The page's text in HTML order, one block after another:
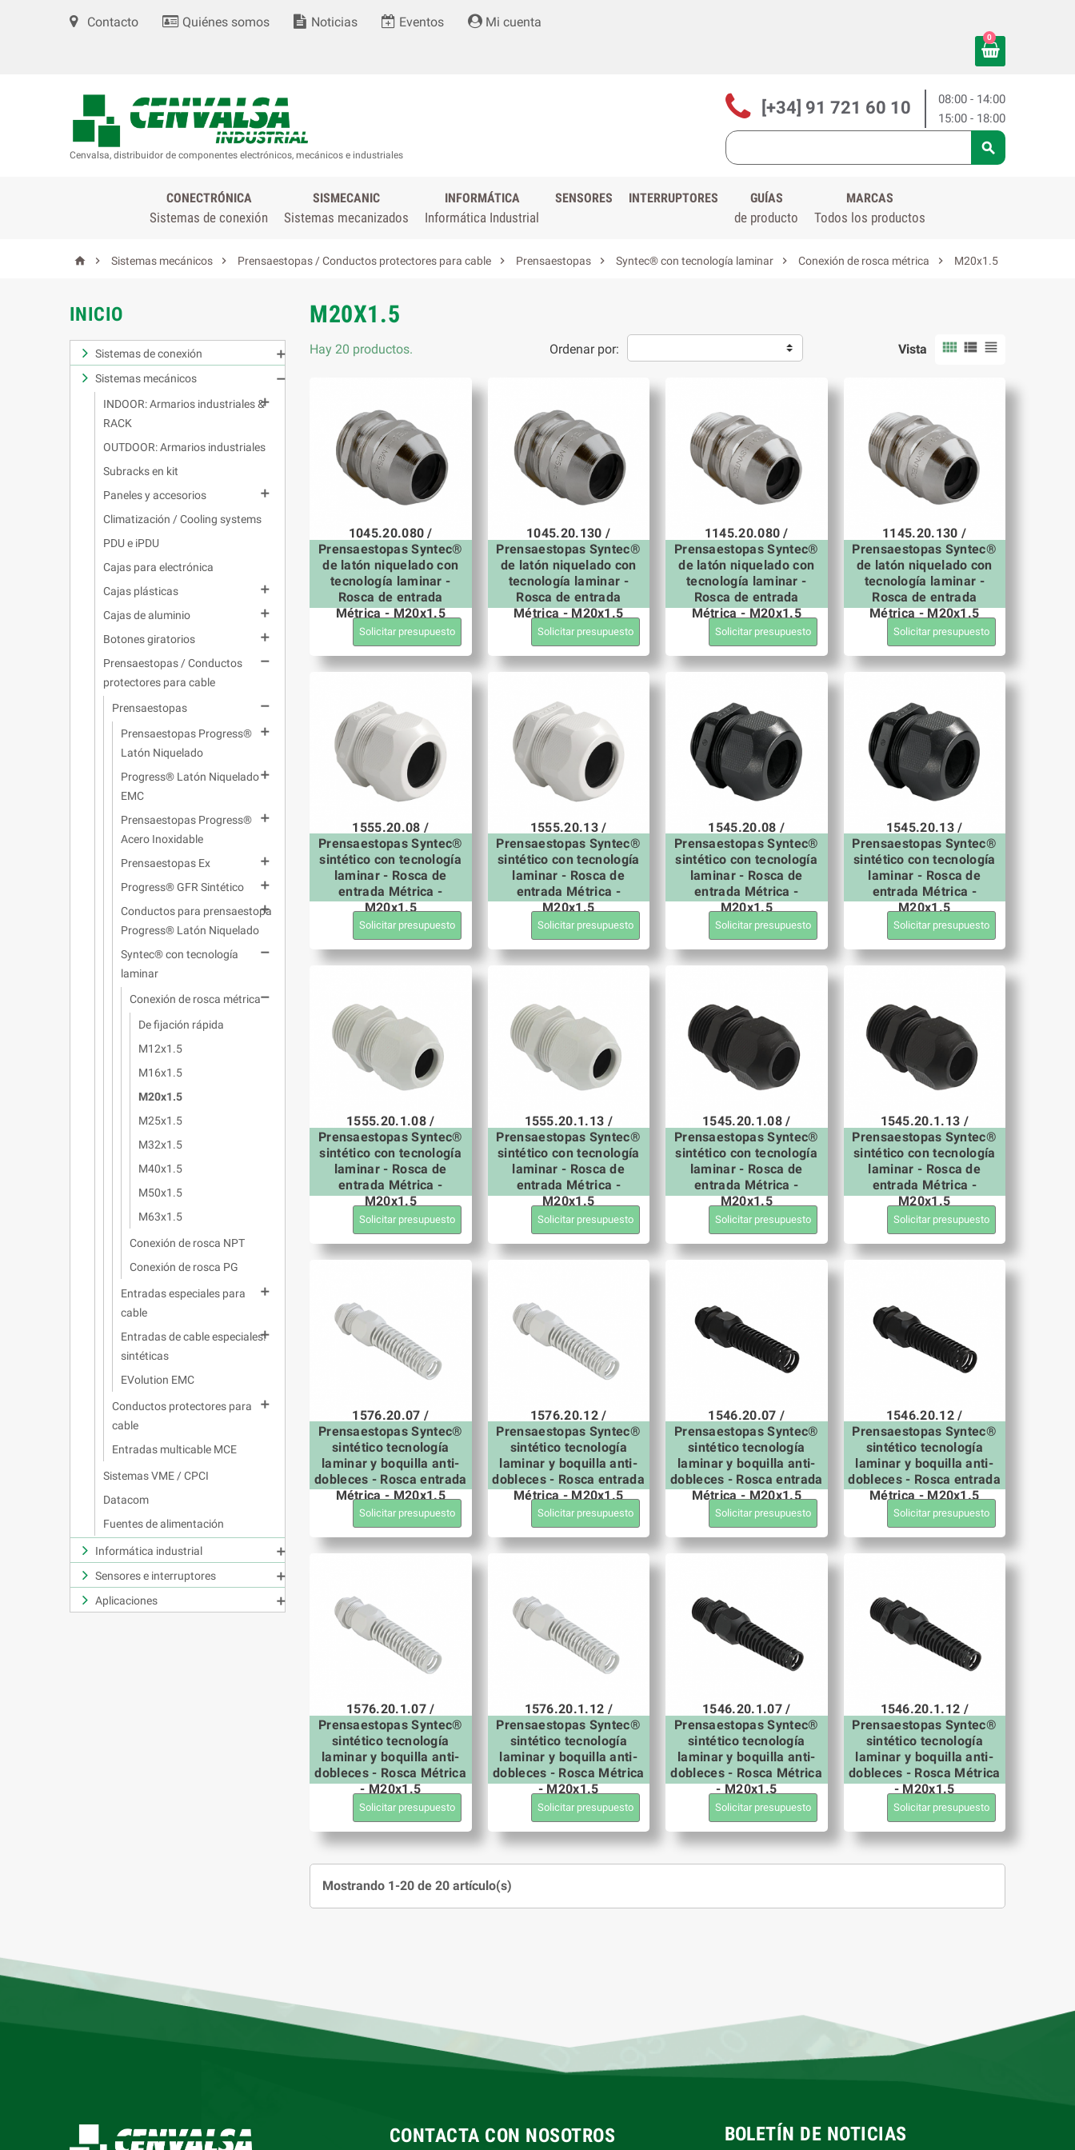
Contacto Quiénes somos Noticias Eventos Mi cuenta
0
Cenvalsa, distribuidor de componentes electrónicos, mecánicos e industriales
08:00 - 14:00
15:00 - 18:00
[+34] 91 721 60 10

CONECTRÓNICA
Sistemas de conexión
SISMECANIC
Sistemas mecanizados
INFORMÁTICA
Informática Industrial
SENSORES INTERRUPTORES GUÍAS
de producto
MARCAS
Todos los productos
  Sistemas mecánicos  Prensaestopas / Conductos protectores para cable  Prensaestopas  Syntec® con tecnología laminar  Conexión de rosca métrica  M20x1.5
INICIO
Sistemas de conexión

Sistemas mecánicos

INDOOR: Armarios industriales &
RACK

OUTDOOR: Armarios industriales
Subracks en kit
Paneles y accesorios

Climatización / Cooling systems
PDU e iPDU
Cajas para electrónica
Cajas plásticas

Cajas de aluminio

Botones giratorios

Prensaestopas / Conductos
protectores para cable

Prensaestopas 
Prensaestopas Progress®
Latón Niquelado

Progress® Latón Niquelado
EMC

Prensaestopas Progress®
Acero Inoxidable

Prensaestopas Ex

Progress® GFR Sintético

Conductos para prensaestopa
Progress® Latón Niquelado

Syntec® con tecnología
laminar

Conexión de rosca métrica
De fijación rápida
M12x1.5
M16x1.5
M20x1.5
M25x1.5
M32x1.5
M40x1.5
M50x1.5
M63x1.5
Conexión de rosca NPT
Conexión de rosca PG
Entradas especiales para
cable

Entradas de cable especiales:
sintéticas

EVolution EMC
Conductos protectores para
cable

Entradas multicable MCE
Sistemas VME / CPCI
Datacom
Fuentes de alimentación
Informática industrial

Sensores e interruptores

Aplicaciones

M20X1.5
Hay 20 productos. Ordenar por: Vista   
1045.20.080 /
Prensaestopas Syntec®
de latón niquelado con
tecnología laminar -
Rosca de entrada
Métrica - M20x1.5
Solicitar presupuesto
1045.20.130 /
Prensaestopas Syntec®
de latón niquelado con
tecnología laminar -
Rosca de entrada
Métrica - M20x1.5
Solicitar presupuesto
1145.20.080 /
Prensaestopas Syntec®
de latón niquelado con
tecnología laminar -
Rosca de entrada
Métrica - M20x1.5
Solicitar presupuesto
1145.20.130 /
Prensaestopas Syntec®
de latón niquelado con
tecnología laminar -
Rosca de entrada
Métrica - M20x1.5
Solicitar presupuesto
1555.20.08 /
Prensaestopas Syntec®
sintético con tecnología
laminar - Rosca de
entrada Métrica -
M20x1.5
Solicitar presupuesto
1555.20.13 /
Prensaestopas Syntec®
sintético con tecnología
laminar - Rosca de
entrada Métrica -
M20x1.5
Solicitar presupuesto
1545.20.08 /
Prensaestopas Syntec®
sintético con tecnología
laminar - Rosca de
entrada Métrica -
M20x1.5
Solicitar presupuesto
1545.20.13 /
Prensaestopas Syntec®
sintético con tecnología
laminar - Rosca de
entrada Métrica -
M20x1.5
Solicitar presupuesto
1555.20.1.08 /
Prensaestopas Syntec®
sintético con tecnología
laminar - Rosca de
entrada Métrica -
M20x1.5
Solicitar presupuesto
1555.20.1.13 /
Prensaestopas Syntec®
sintético con tecnología
laminar - Rosca de
entrada Métrica -
M20x1.5
Solicitar presupuesto
1545.20.1.08 /
Prensaestopas Syntec®
sintético con tecnología
laminar - Rosca de
entrada Métrica -
M20x1.5
Solicitar presupuesto
1545.20.1.13 /
Prensaestopas Syntec®
sintético con tecnología
laminar - Rosca de
entrada Métrica -
M20x1.5
Solicitar presupuesto
1576.20.07 /
Prensaestopas Syntec®
sintético tecnología
laminar y boquilla anti-
dobleces - Rosca entrada
Métrica - M20x1.5
Solicitar presupuesto
1576.20.12 /
Prensaestopas Syntec®
sintético tecnología
laminar y boquilla anti-
dobleces - Rosca entrada
Métrica - M20x1.5
Solicitar presupuesto
1546.20.07 /
Prensaestopas Syntec®
sintético tecnología
laminar y boquilla anti-
dobleces - Rosca entrada
Métrica - M20x1.5
Solicitar presupuesto
1546.20.12 /
Prensaestopas Syntec®
sintético tecnología
laminar y boquilla anti-
dobleces - Rosca entrada
Métrica - M20x1.5
Solicitar presupuesto
1576.20.1.07 /
Prensaestopas Syntec®
sintético tecnología
laminar y boquilla anti-
dobleces - Rosca Métrica
- M20x1.5
Solicitar presupuesto
1576.20.1.12 /
Prensaestopas Syntec®
sintético tecnología
laminar y boquilla anti-
dobleces - Rosca Métrica
- M20x1.5
Solicitar presupuesto
1546.20.1.07 /
Prensaestopas Syntec®
sintético tecnología
laminar y boquilla anti-
dobleces - Rosca Métrica
- M20x1.5
Solicitar presupuesto
1546.20.1.12 /
Prensaestopas Syntec®
sintético tecnología
laminar y boquilla anti-
dobleces - Rosca Métrica
- M20x1.5
Solicitar presupuesto
Mostrando 1-20 de 20 artículo(s)
CONTACTA CON NOSOTROS BOLETÍN DE NOTICIAS